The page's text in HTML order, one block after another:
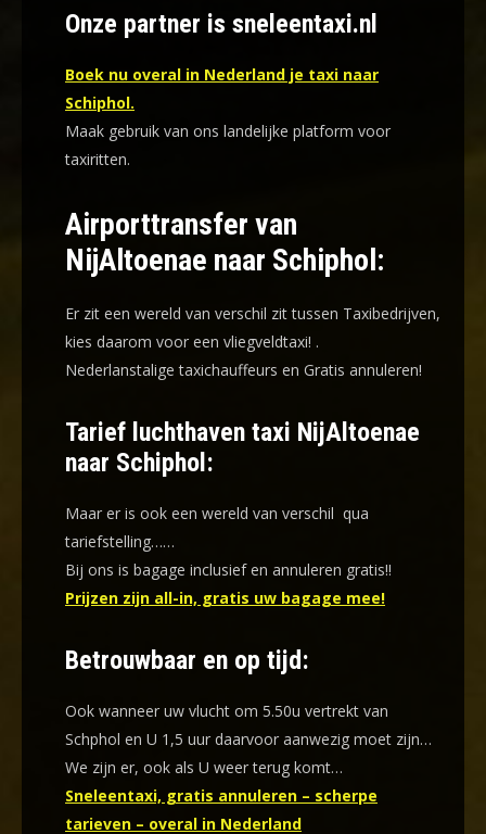
Onze partner is sneleentaxi.nl
Boek nu overal in Nederland je taxi naar
Schiphol.
Maak gebruik van ons landelijke platform voor
taxiritten.
Airporttransfer van
NijAltoenae naar Schiphol:
Er zit een wereld van verschil zit tussen Taxibedrijven,
kies daarom voor een vliegveldtaxi! .
Nederlanstalige taxichauffeurs en Gratis annuleren!
Tarief luchthaven taxi NijAltoenae
naar Schiphol:
Maar er is ook een wereld van verschil qua
tariefstelling……
Bij ons is bagage inclusief en annuleren gratis!!
Prijzen zijn all-in, gratis uw bagage mee!
Betrouwbaar en op tijd:
Ook wanneer uw vlucht om 5.50u vertrekt van
Schphol en U 1,5 uur daarvoor aanwezig moet zijn…
We zijn er, ook als U weer terug komt…
Sneleentaxi, gratis annuleren – scherpe
tarieven – overal in Nederland